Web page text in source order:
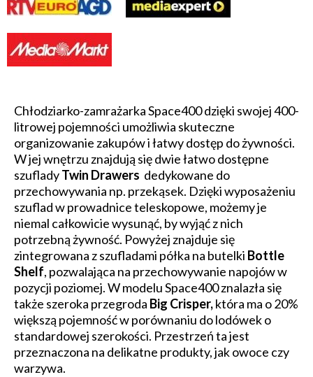
Chłodziarko-zamrażarka Space400 dzięki swojej 400-
litrowej pojemności umożliwia skuteczne
organizowanie zakupów i łatwy dostęp do żywności.
W jej wnętrzu znajdują się dwie łatwo dostępne
szufladyTwin Drawers dedykowane do
przechowywania np. przekąsek. Dzięki wyposażeniu
szuflad w prowadnice teleskopowe, możemy je
niemal całkowicie wysunąć, by wyjąć z nich
potrzebną żywność. Powyżej znajduje się
zintegrowana z szufladami półka na butelki Bottle
Shelf, pozwalająca na przechowywanie napojów w
pozycji poziomej. W modelu Space400 znalazła się
także szeroka przegroda Big Crisper,która ma o 20%
większą pojemność w porównaniu do lodówek o
standardowej szerokości. Przestrzeń ta jest
przeznaczona na delikatne produkty, jak owoce czy
warzywa.